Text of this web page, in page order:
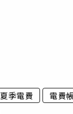
夏季電費
電費